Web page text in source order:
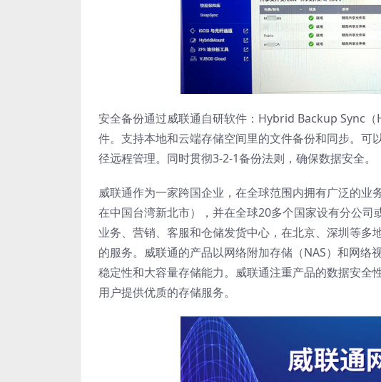
安全备份通过威联通自研软件：Hybrid Backup Sync
件。支持本地和云端存储空间里的文件备份和同步。可
径远程管理。同时贯彻3-2-1备份法则，确保数据安全。
威联通作为一家跨国企业，在全球范围内拥有广泛的
在中国台湾新北市），并在全球20多个国家设有分公司
业务、营销、客服和仓储发货中心，在北京、深圳等
的服务。威联通的产品以网络附加存储（NAS）和网络
稳定性和大容量存储能力。威联通注重产品的数据安
用户提供优质的存储服务。